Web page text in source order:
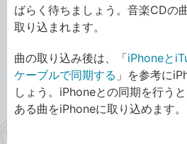
ばらく待ちましょう。音楽CDの
取り込まれます。
曲の取り込み後は、「iPhoneと
ケーブルで同期する 」を参考に
しょう。iPhoneとの同期を行う
ある曲をiPhoneに取り込めます。